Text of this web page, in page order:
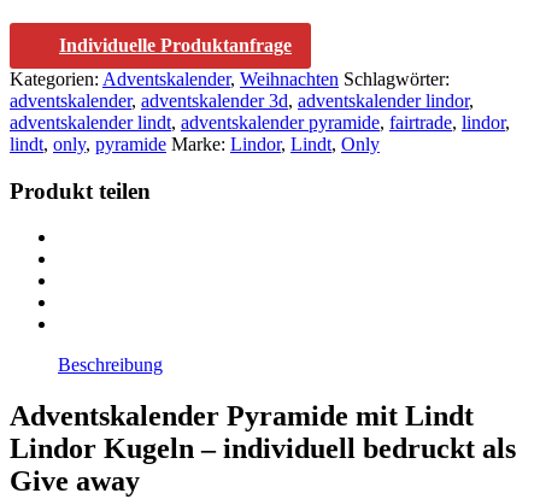
Individuelle Produktanfrage
Kategorien: Adventskalender, Weihnachten Schlagwörter:
adventskalender, adventskalender 3d, adventskalender lindor,
adventskalender lindt, adventskalender pyramide, fairtrade, lindor,
lindt, only, pyramide Marke: Lindor, Lindt, Only
Produkt teilen
Beschreibung
Adventskalender Pyramide mit Lindt
Lindor Kugeln – individuell bedruckt als
Give away